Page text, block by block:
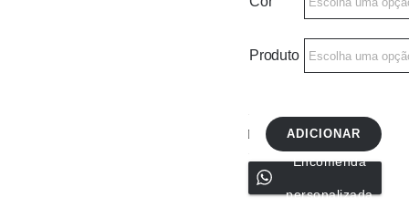
Produto
Quantidade
de
Flor
ADICIONAR
Encomenda
personalizada